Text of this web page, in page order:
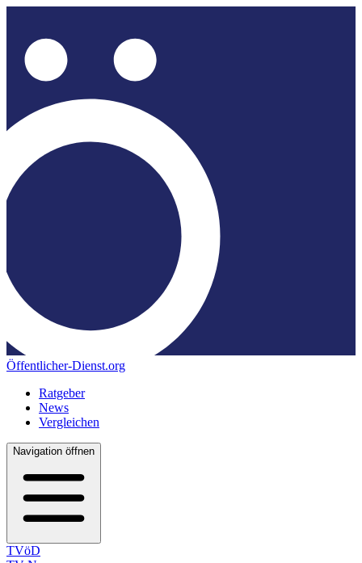
Öffentlicher-Dienst.org
Ratgeber
News
Vergleichen
Navigation öffnen
TVöD